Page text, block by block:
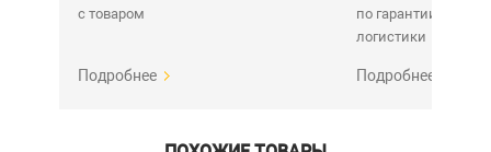
с товаром
Подробнее
по гарантии. Срок
логистики
Подробнее